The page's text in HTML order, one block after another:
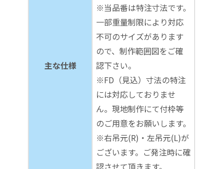
主な仕様
※当品番は特注寸法です。
一部重量制限により対応
不可のサイズがあります
ので、制作範囲図をご確
認下さい。
※FD（見込）寸法の特注
には対応しておりませ
ん。現地制作にて付枠等
のご用意をお願いします。
※右吊元(R)・左吊元(L)が
ございます。ご発注時に確
認させて頂きます。